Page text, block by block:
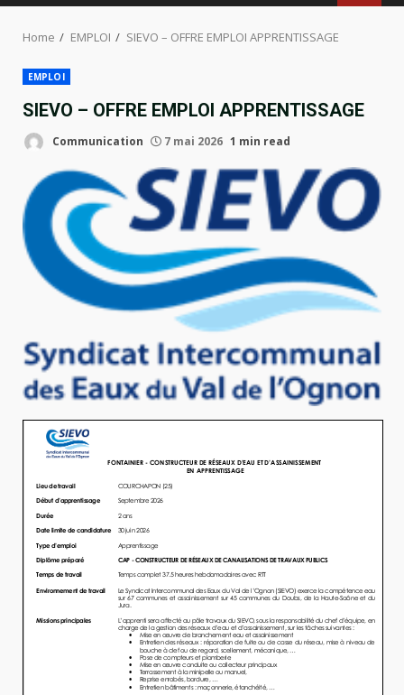
Home EMPLOI SIEVO – OFFRE EMPLOI APPRENTISSAGE
EMPLOI
SIEVO – OFFRE EMPLOI APPRENTISSAGE
Communication 7 mai 2026 1 min read